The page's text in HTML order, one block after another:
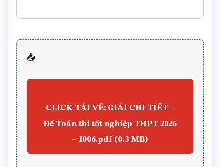
📥
CLICK TẢI VỀ: GIẢI CHI TIẾT –
Đề Toán thi tốt nghiệp THPT 2026
– 1006.pdf (0.3 MB)